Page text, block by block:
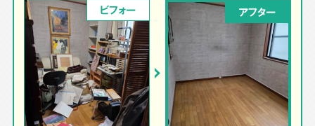
ビフォー アフター